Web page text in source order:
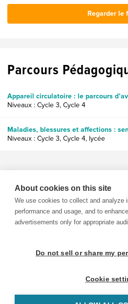
Regarder le
Parcours
Appareil circulatoire : le parcours
Niveaux : Cycle 3, Cycle 4
Maladies, blessures et affections :
Niveaux : Cycle 3, Cycle 4, lycée
© 1999-2026 BrainPOP.
enseignants is proudly powered byWordPress.
About cookies on this site
We use cookies to collect and analyze
performance and usage, and to
advertisements only for appropriate
Do not sell or share my
Cookie